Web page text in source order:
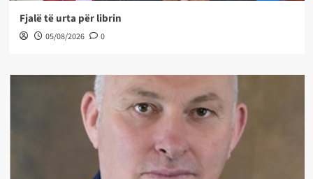
Fjalë të urta për librin
05/08/2026 0